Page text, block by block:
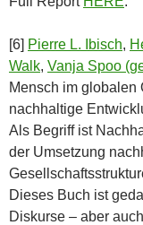
[6] Pierre L. Ibisch,
Walk, Vanja Spoo
Mensch im globalen
nachhaltige
Als Begriff ist
der Umsetzung
Dieses Buch ist
Diskurse – aber